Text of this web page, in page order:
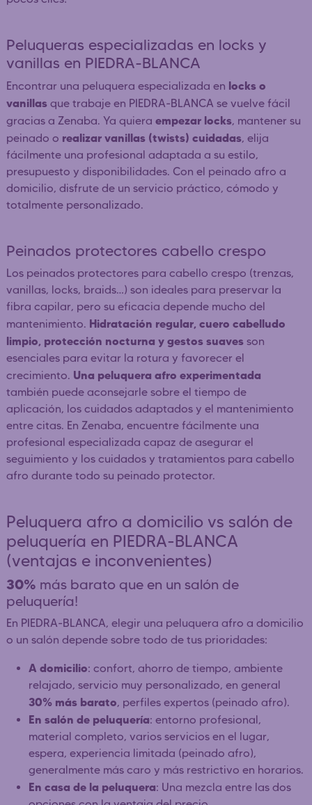
Peluqueras especializadas en locks y
vanillas en PIEDRA-BLANCA
Encontrar una peluquera especializada en locks o
vanillas que trabaje en PIEDRA-BLANCA se vuelve fácil
gracias a Zenaba. Ya quiera empezar locks, mantener su
peinado o realizar vanillas (twists) cuidadas, elija
fácilmente una profesional adaptada a su estilo,
presupuesto y disponibilidades. Con el peinado afro a
domicilio, disfrute de un servicio práctico, cómodo y
totalmente personalizado.
Peinados protectores cabello crespo
Los peinados protectores para cabello crespo (trenzas,
vanillas, locks, braids…) son ideales para preservar la
fibra capilar, pero su eficacia depende mucho del
mantenimiento. Hidratación regular, cuero cabelludo
limpio, protección nocturna y gestos suaves son
esenciales para evitar la rotura y favorecer el
crecimiento. Una peluquera afro experimentada
también puede aconsejarle sobre el tiempo de
aplicación, los cuidados adaptados y el mantenimiento
entre citas. En Zenaba, encuentre fácilmente una
profesional especializada capaz de asegurar el
seguimiento y los cuidados y tratamientos para cabello
afro durante todo su peinado protector.
Peluquera afro a domicilio vs salón de
peluquería en PIEDRA-BLANCA
(ventajas e inconvenientes)
30% más barato que en un salón de
peluquería!
En PIEDRA-BLANCA, elegir una peluquera afro a domicilio
o un salón depende sobre todo de tus prioridades:
A domicilio: confort, ahorro de tiempo, ambiente
relajado, servicio muy personalizado, en general
30% más barato, perfiles expertos (peinado afro).
En salón de peluquería: entorno profesional,
material completo, varios servicios en el lugar,
espera, experiencia limitada (peinado afro),
generalmente más caro y más restrictivo en horarios.
En casa de la peluquera: Una mezcla entre las dos